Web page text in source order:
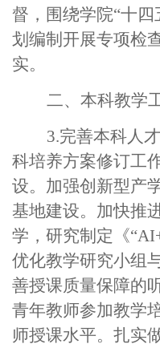
督，围绕学院“十四
划编制开展专项检
实。
二、本科教学
3.完善本科人
科培养方案修订工
设。加强创新型产
基地建设。加快推
学，研究制定《“
优化教学研究小组
善授课质量保障的
青年教师参加教学
师授课水平。扎实